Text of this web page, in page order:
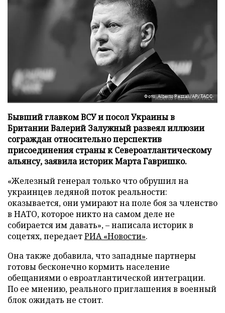
Фото: Alberto Pezzali/AP/ТАСС
Бывший главком ВСУ и посол Украины в
Британии Валерий Залужный развеял иллюзии
сограждан относительно перспектив
присоединения страны к Североатлантическому
альянсу, заявила историк Марта Гавришко.
«Железный генерал только что обрушил на
украинцев ледяной поток реальности:
оказывается, они умирают на поле боя за членство
в НАТО, которое никто на самом деле не
собирается им давать», – написала историк в
соцетях, передаетРИА «Новости».
Она также добавила, что западные партнеры
готовы бесконечно кормить население
обещаниями о евроатлантической интеграции.
По ее мнению, реального приглашения в военный
блок ожидать не стоит.